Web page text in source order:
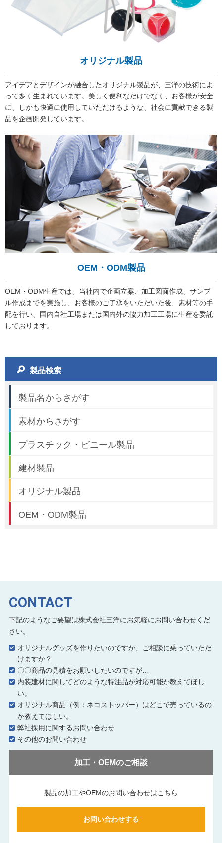
オリジナル製品
アイデアとデザインが融合したオリジナル製品が、三洋の技術によ
って多く生まれています。美しく便利なだけでなく、お客様が安全
に、しかも快適に使用していただけるような、社会に貢献できる製
品を企画開発しています。
OEM・ODM製品
OEM・ODM生産では、当社内で企画立案、加工図面作成、サンプ
ル作成までを実施し、お客様のご了承をいただいた後、素材等の手
配を行い、国内自社工場または国内外の協力加工工場に生産を委託
しております。
製品検索
製品名からさがす
素材からさがす
プラスチック・ビニール製品
建材製品
オリジナル製品
OEM・ODM製品
CONTACT
下記のようなご要望は株式会社三洋にお気軽にお問い合わせくだ
さい。
オリジナルグッズを作りたいのですが、ご相談に乗っていただ
けますか？
〇〇商品の見積をお願いしたいのですが…
内装建材に関してどのような特注品が対応可能か教えてほし
い。
オリジナル商品（例：ネコストッパー）はどこで売っているの
か教えてほしい。
弊社採用に関するお問い合わせ
その他のお問い合わせ
加工・OEMのご相談
製品の加工やOEMのお問い合わせはこちら
お問い合わせする